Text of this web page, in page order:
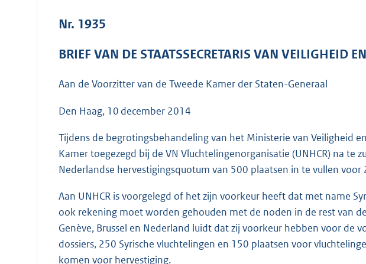
r
o
:
3
7
b
Nr. 1935
BRIEF VAN DE STAATSSECRETARIS VAN VEILIGHEID
Aan de Voorzitter van de Tweede Kamer der Staten-Generaal
Den Haag, 10 december 2014
Tijdens de begrotingsbehandeling van het Ministerie van Veiligheid
Kamer toegezegd bij de VN Vluchtelingenorganisatie (UNHCR) na te
Nederlandse hervestigingsquotum van 500 plaatsen in te vullen
Aan UNHCR is voorgelegd of het zijn voorkeur heeft dat met name
ook rekening moet worden gehouden met de noden in de rest van
Genève, Brussel en Nederland luidt dat zij voorkeur hebben voor de
dossiers, 250 Syrische vluchtelingen en 150 plaatsen voor
komen voor hervestiging.